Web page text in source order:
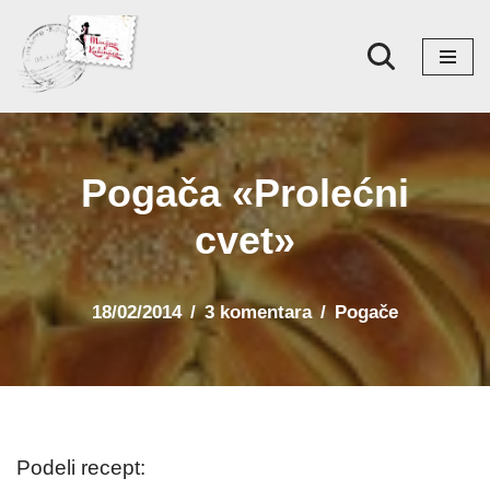
Skoči
na
sadržaj
Pogača «Prolećni
cvet»
18/02/2014 3 komentara Pogače
Podeli recept: